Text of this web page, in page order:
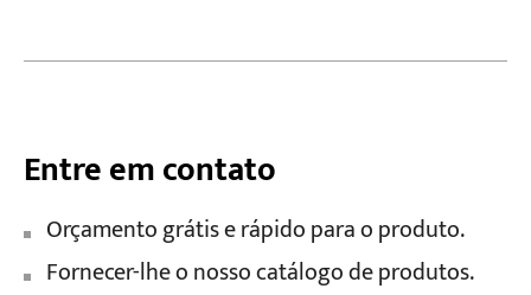
Entre em contato
Orçamento grátis e rápido para o produto.
Fornecer-lhe o nosso catálogo de produtos.